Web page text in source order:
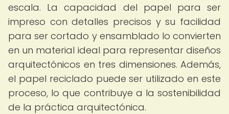
escala. La capacidad del papel para ser
impreso con detalles precisos y su facilidad
para ser cortado y ensamblado lo convierten
en un material ideal para representar diseños
arquitectónicos en tres dimensiones. Además,
el papel reciclado puede ser utilizado en este
proceso, lo que contribuye a la sostenibilidad
de la práctica arquitectónica.